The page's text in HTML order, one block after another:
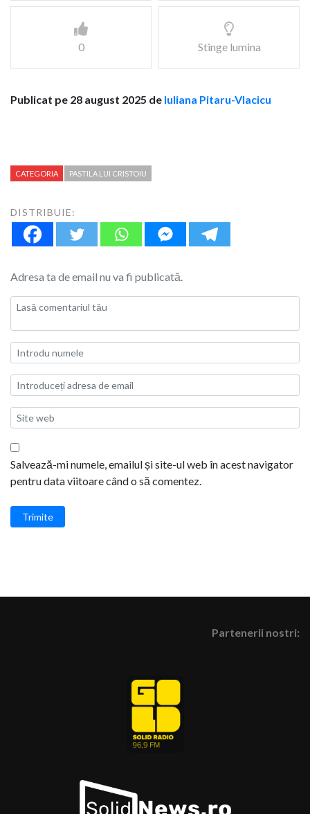
0 Stinge lumina
Publicat pe 28 august 2025 de Iuliana Pitaru-Vlacicu
CATEGORIA PASTILA LUI CRISTOIU
DISTRIBUIE:
Adresa ta de email nu va fi publicată.
Salvează-mi numele, emailul și site-ul web în acest navigator
pentru data viitoare când o să comentez.
Trimite
Partenerii nostri: